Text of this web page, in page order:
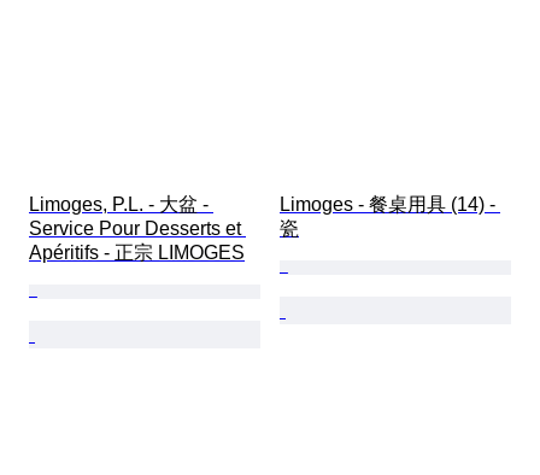
Limoges, P.L. - 大盆 -
Service Pour Desserts et
Apéritifs - 正宗 LIMOGES
Limoges - 餐桌用具 (14) -
瓷